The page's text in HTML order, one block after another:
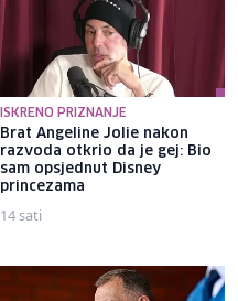
ISKRENO PRIZNANJE
Brat Angeline Jolie nakon
razvoda otkrio da je gej: Bio
sam opsjednut Disney
princezama
14 sati